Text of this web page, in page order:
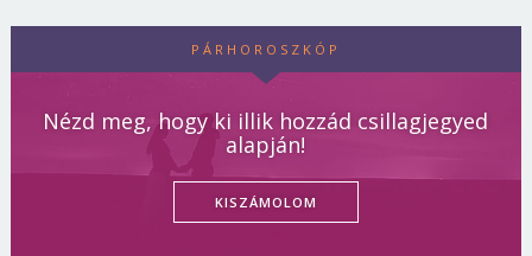
PÁRHOROSZKÓP
Nézd meg, hogy ki illik hozzád csillagjegyed
alapján!
KISZÁMOLOM